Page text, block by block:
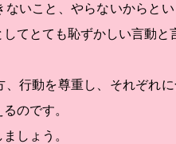
ないこと、やらないからと
てとても恥ずかしい言動と
、行動を尊重し、それぞれ
のです。
しょう。